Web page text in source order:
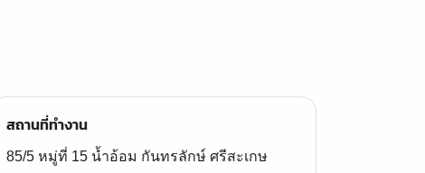
สถานที่ทำงาน
85/5 หมู่ที่ 15 น้ำอ้อม กันทรลักษ์ ศรีสะเกษ